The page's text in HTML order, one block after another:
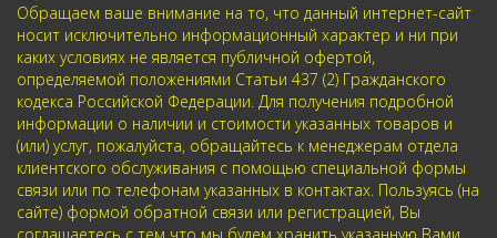
Обращаем ваше внимание на то, что данный интернет-сайт
носит исключительно информационный характер и ни при
каких условиях не является публичной офертой,
определяемой положениями Статьи 437 (2) Гражданского
кодекса Российской Федерации. Для получения подробной
информации о наличии и стоимости указанных товаров и
(или) услуг, пожалуйста, обращайтесь к менеджерам отдела
клиентского обслуживания с помощью специальной формы
связи или по телефонам указанных в контактах. Пользуясь (на
сайте) формой обратной связи или регистрацией, Вы